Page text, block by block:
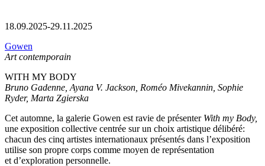
18.09.2025-29.11.2025
Gowen
Art contemporain
WITH MY BODY
Bruno Gadenne, Ayana V. Jackson, Roméo Mivekannin, Sophie
Ryder, Marta Zgierska
Cet automne, la galerie Gowen est ravie de présenter With my Body,
une exposition collective centrée sur un choix artistique délibéré:
chacun des cinq artistes internationaux présentés dans l’exposition
utilise son propre corps comme moyen de représentation
et d’exploration personnelle.